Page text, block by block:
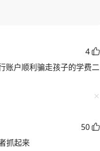
4
账户顺利骗走孩子的学费二
50
抓起来